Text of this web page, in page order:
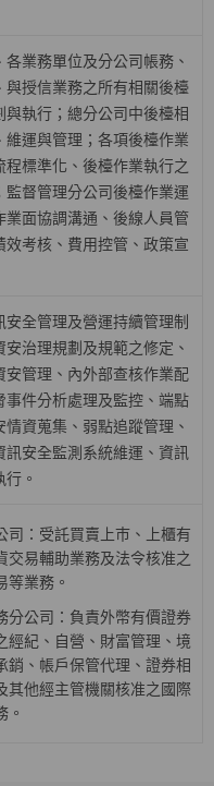
業務單位及分公司帳務、
與授信業務之所有相關後檯
與執行；總分公司中後檯相
維運與管理；各項後檯作業
程標準化、後檯作業執行之
監督管理分公司後檯作業運
業面協調溝通、後線人員管
效考核、費用控管、政策宣
安全管理及營運持續管理制
治理規劃及規範之修定、
安管理、內外部查核作業配
事件分析處理及監控、端點
資蒐集、弱點追蹤管理、
安全監測系統維運、資訊
。
司：受託買賣上巿、上櫃有
交易輔助業務及法令核准之
等業務。
分公司：負責外幣有價證券
經紀、自營、財富管理、境
銷、帳戶保管代理、證券相
其他經主管機關核准之國際
。